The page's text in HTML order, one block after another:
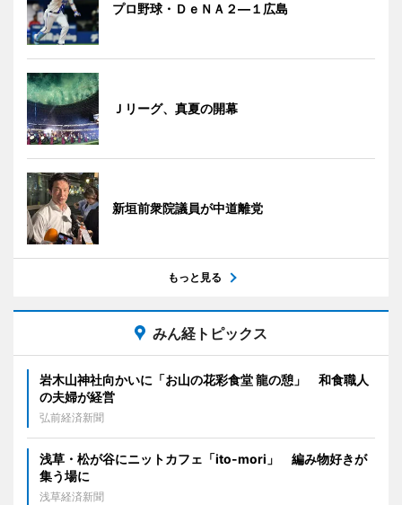
プロ野球・ＤｅＮＡ２―１広島
Ｊリーグ、真夏の開幕
新垣前衆院議員が中道離党
もっと見る
みん経トピックス
岩木山神社向かいに「お山の花彩食堂 龍の憩」 和食職人
の夫婦が経営
弘前経済新聞
浅草・松が谷にニットカフェ「ito-mori」 編み物好きが
集う場に
浅草経済新聞